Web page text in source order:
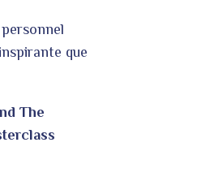
que
The